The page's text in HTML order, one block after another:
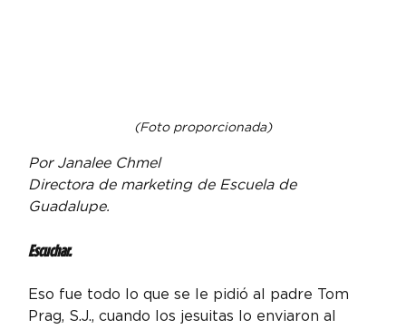
(Foto proporcionada)
Por Janalee Chmel
Directora de marketing de Escuela de
Guadalupe.
Escuchar.
Eso fue todo lo que se le pidió al padre Tom
Prag, S.J., cuando los jesuitas lo enviaron al